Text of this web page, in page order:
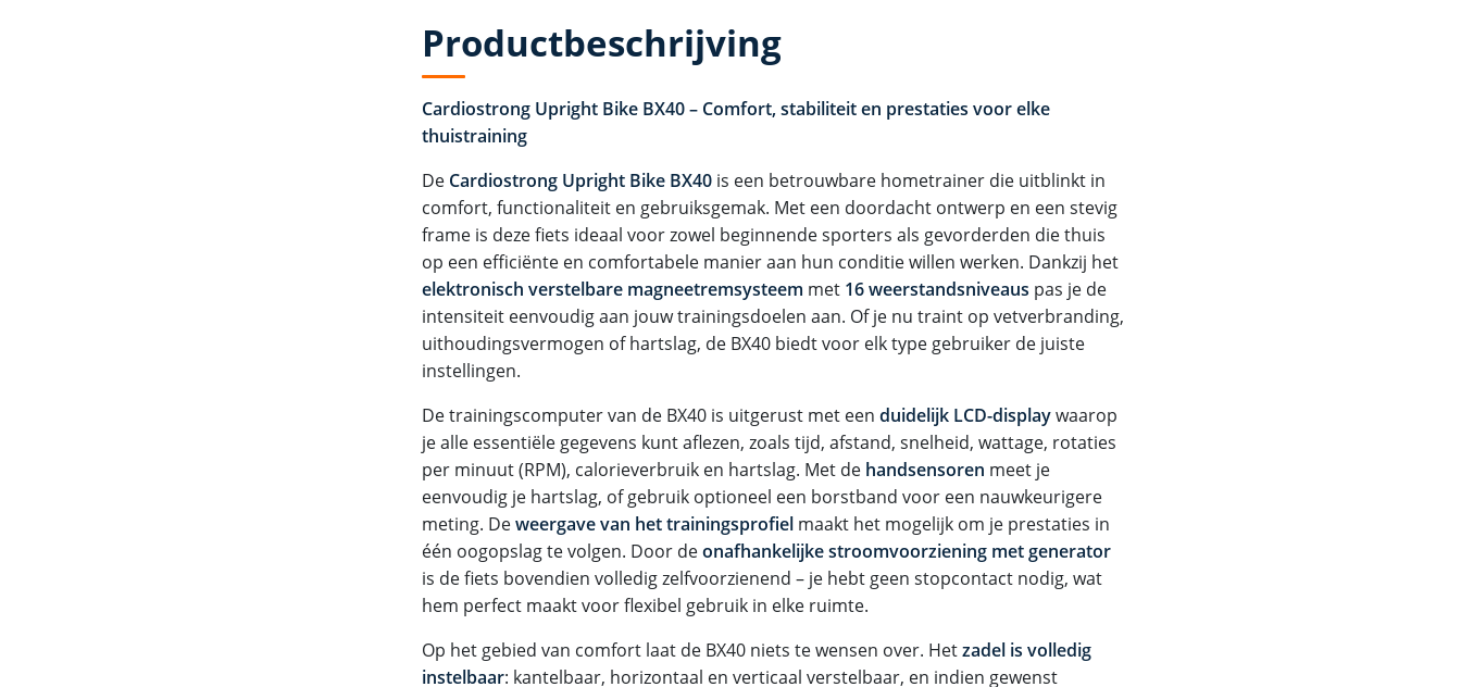
Productbeschrijving
Cardiostrong Upright Bike BX40 – Comfort, stabiliteit en prestaties voor elke
thuistraining
De Cardiostrong Upright Bike BX40 is een betrouwbare hometrainer die uitblinkt in
comfort, functionaliteit en gebruiksgemak. Met een doordacht ontwerp en een stevig
frame is deze fiets ideaal voor zowel beginnende sporters als gevorderden die thuis
op een efficiënte en comfortabele manier aan hun conditie willen werken. Dankzij het
elektronisch verstelbare magneetremsysteem met 16 weerstandsniveaus pas je de
intensiteit eenvoudig aan jouw trainingsdoelen aan. Of je nu traint op vetverbranding,
uithoudingsvermogen of hartslag, de BX40 biedt voor elk type gebruiker de juiste
instellingen.
De trainingscomputer van de BX40 is uitgerust met een duidelijk LCD-displaywaarop
je alle essentiële gegevens kunt aflezen, zoals tijd, afstand, snelheid, wattage, rotaties
per minuut (RPM), calorieverbruik en hartslag. Met de handsensoren meet je
eenvoudig je hartslag, of gebruik optioneel een borstband voor een nauwkeurigere
meting. Deweergave van het trainingsprofiel maakt het mogelijk om je prestaties in
één oogopslag te volgen. Door deonafhankelijke stroomvoorziening met generator
is de fiets bovendien volledig zelfvoorzienend – je hebt geen stopcontact nodig, wat
hem perfect maakt voor flexibel gebruik in elke ruimte.
Op het gebied van comfort laat de BX40 niets te wensen over. Hetzadel is volledig
instelbaar: kantelbaar, horizontaal en verticaal verstelbaar, en indien gewenst